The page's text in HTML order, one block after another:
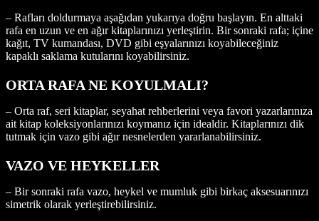
– Rafları doldurmaya aşağıdan yukarıya doğru başlayın. En alttaki
rafa en uzun ve en ağır kitaplarınızı yerleştirin. Bir sonraki rafa; içine
kağıt, TV kumandası, DVD gibi eşyalarınızı koyabileceğiniz
kapaklı saklama kutularını koyabilirsiniz.
ORTA RAFA NE KOYULMALI?
– Orta raf, seri kitaplar, seyahat rehberlerini veya favori yazarlarınıza
ait kitap koleksiyonlarınızı koymanız için idealdir. Kitaplarınızı dik
tutmak için vazo gibi ağır nesnelerden yararlanabilirsiniz.
VAZO VE HEYKELLER
– Bir sonraki rafa vazo, heykel ve mumluk gibi birkaç aksesuarınızı
simetrik olarak yerleştirebilirsiniz.